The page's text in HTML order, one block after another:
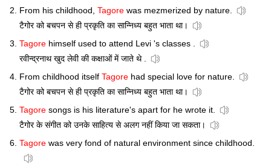
From his childhood, Tagore was mezmerized by nature.
टैगोर को बचपन से ही प्रकृति का सान्निध्य बहुत भाता था।
Tagore himself used to attend Levi 's classes .
रवीन्द्रनाथ खुद लेवी की कक्षाओं में जाते थे .
From childhood itself Tagore had special love for nature.
टैगोर को बचपन से ही प्रकृति का सान्निध्य बहुत भाता था।
Tagore songs is his literature's apart for he wrote it.
टैगोर के संगीत को उनके साहित्य से अलग नहीं किया जा सकता।
Tagore was very fond of natural environment since childhood.